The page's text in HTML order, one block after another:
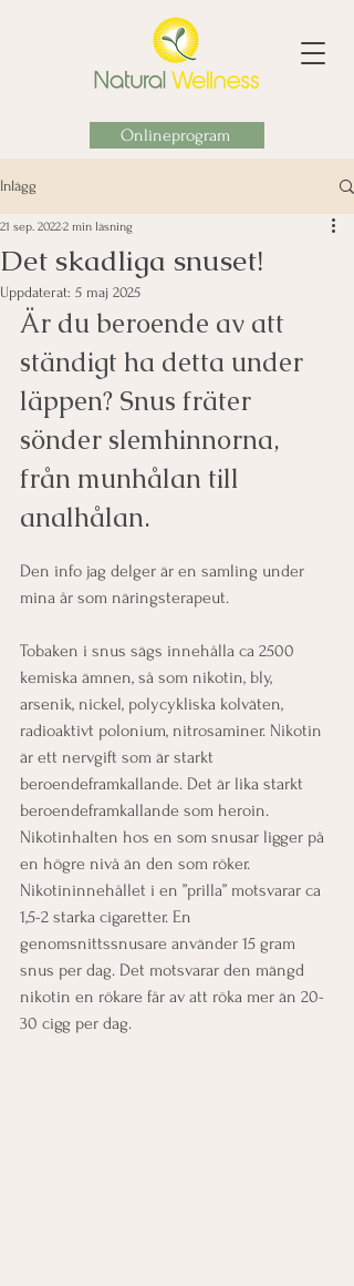
Onlineprogram
Inlägg
Det skadliga snuset!
21 sep. 20222 min läsning
Uppdaterat: 5 maj 2025
Är du beroende av att
ständigt ha detta under
läppen? Snus fräter
sönder slemhinnorna,
från munhålan till
analhålan.
Den info jag delger är en samling under
mina år som näringsterapeut.
Tobaken i snus sägs innehålla ca 2500
kemiska ämnen, så som nikotin, bly,
arsenik, nickel, polycykliska kolväten,
radioaktivt polonium, nitrosaminer. Nikotin
är ett nervgift som är starkt
beroendeframkallande. Det är lika starkt
beroendeframkallande som heroin.
Nikotinhalten hos en som snusar ligger på
en högre nivå än den som röker.
Nikotininnehållet i en ”prilla” motsvarar ca
1,5-2 starka cigaretter. En
genomsnittssnusare använder 15 gram
snus per dag. Det motsvarar den mängd
nikotin en rökare får av att röka mer än 20-
30 cigg per dag.